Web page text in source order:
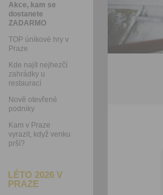
Akce, kam se
dostanete
ZADARMO
TOP únikové hry v
Praze
Kde najít nejhezčí
zahrádky u
restaurací
Nově otevřené
podniky
Kam v Praze
vyrazit, když venku
prší?
LÉTO 2026 V
PRAZE